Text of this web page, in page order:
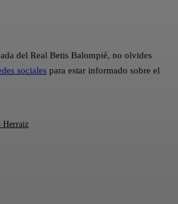
del Real Betis Balompié, no olvides
sociales para estar informado sobre el
Herraiz